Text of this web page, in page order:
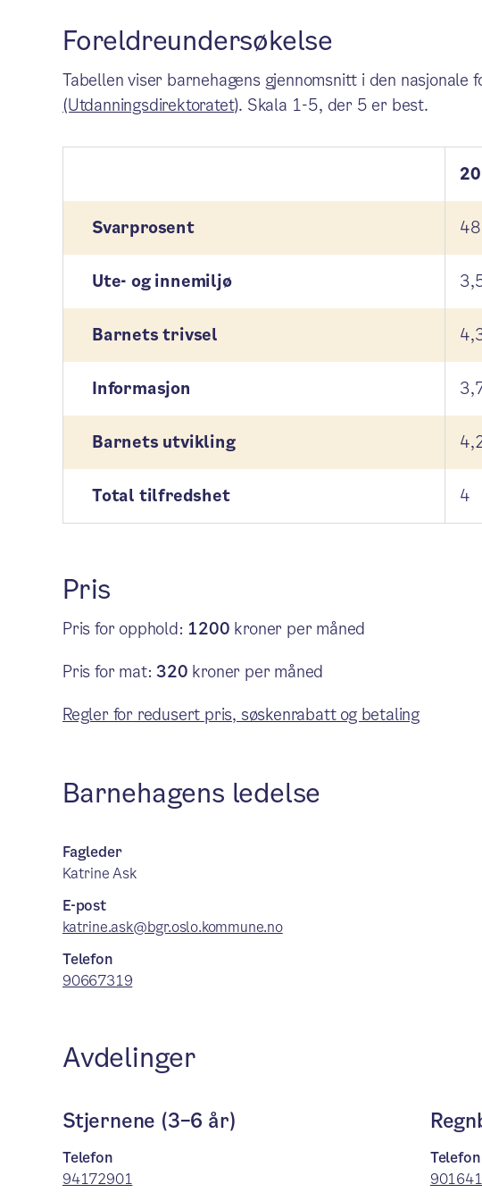
Foreldreundersøkelse
Tabellen viser barnehagens gjennomsnitt i den
(Utdanningsdirektoratet). Skala 1-5, der 5 er best.
Svarprosent
Ute- og innemiljø
Barnets trivsel
Informasjon
Barnets utvikling
Total tilfredshet 4
Pris
Pris for opphold: 1200 kroner per måned
Pris for mat:320 kroner per måned
Regler for redusert pris, søskenrabatt og betaling
Barnehagens ledelse
Fagleder
Katrine Ask
E-post
katrine.ask@bgr.oslo.kommune.no
Telefon
90667319
Avdelinger
Stjernene (3–6 år)
Telefon
94172901
Telefon